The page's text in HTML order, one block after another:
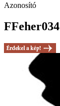
Azonosító
FFeher034